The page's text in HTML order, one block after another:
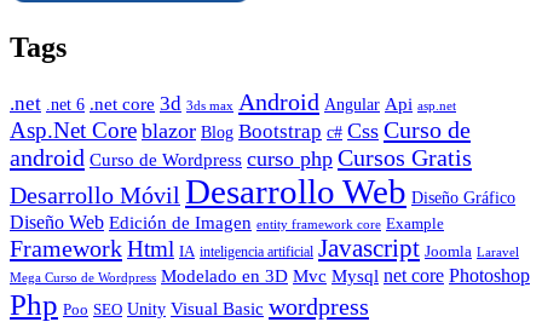
Tags
.net .net 6 .net core 3d 3ds max Android Angular Api asp.net
Asp.Net Core blazor Blog Bootstrap c# Css Curso de
android Curso de Wordpress curso php Cursos Gratis
Desarrollo Móvil Desarrollo Web Diseño Gráfico
Diseño Web Edición de Imagen entity framework core Example
FrameworkHtml IA inteligencia artificial Javascript Joomla Laravel
Mega Curso de Wordpress Modelado en 3D Mvc Mysql net core Photoshop
Php Poo SEO Unity Visual Basic wordpress